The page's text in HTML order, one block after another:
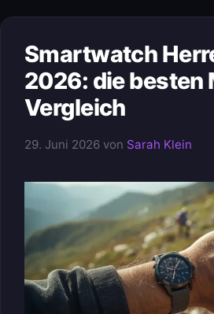
Smartwatch
2026: die besten
Vergleich
29. Juni 2026 von Sarah Klein